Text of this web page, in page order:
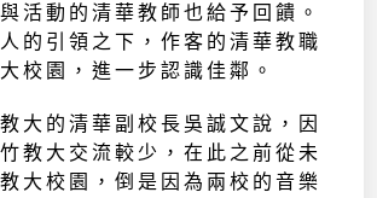
活動的清華教師也給予回饋。
的引領之下，作客的清華教職
校園，進一步認識佳鄰。
大的清華副校長吳誠文說，因
教大交流較少，在此之前從未
大校園，倒是因為兩校的音樂